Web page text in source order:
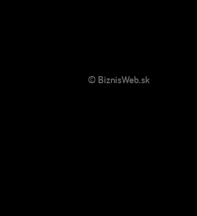
© BiznisWeb.sk